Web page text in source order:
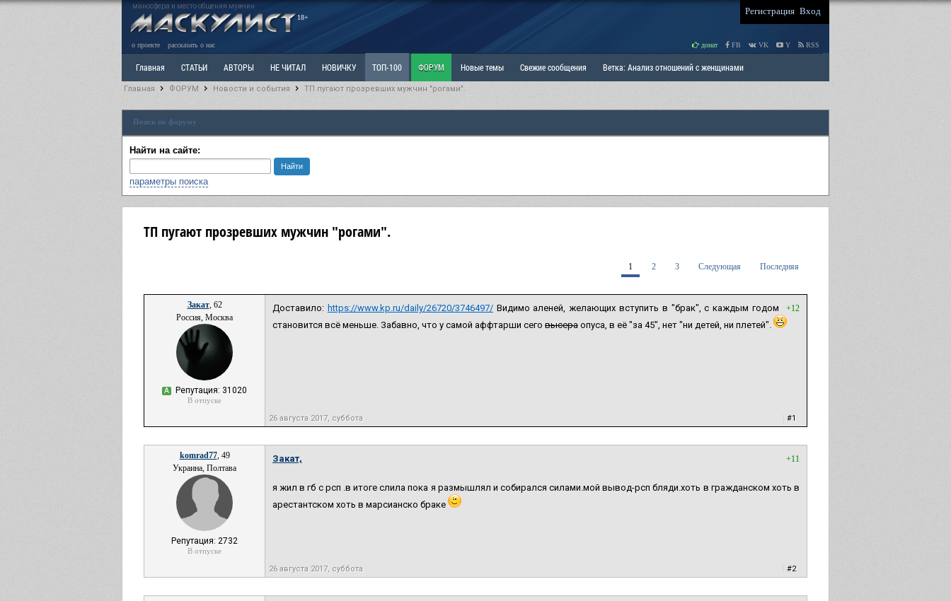
маносфера и место общения мужчин
18+
Регистрация Вход
о проекте рассказать о нас донат FB VK Y RSS
Главная СТАТЬИ АВТОРЫ НЕ ЧИТАЛ НОВИЧКУ ТОП-100 ФОРУМ Новые темы Свежие сообщения Ветка: Анализ отношений с женщинами
Ветка: Наболевшее. Выскажись! РАЗДЕЛ: Мы и Женщины
РАЗДЕЛ: Разное
Главная ФОРУМ Новости и события ТП пугают прозревших мужчин "рогами".
Поиск по форуму
Найти на сайте:
параметры поиска
ТП пугают прозревших мужчин "рогами".
1 2 3 Следующая Последняя
Закат, 62
Россия, Москва
А Репутация: 31020
В отпуске
+12
Доставило: https://www.kp.ru/daily/26720/3746497/Видимо аленей, желающих вступить в "брак", с каждым годом
становится всё меньше. Забавно, что у самой аффтарши сего высера опуса, в её "за 45", нет "ни детей, ни плетей".
26 августа 2017, суббота #1
komrad77, 49
Украина, Полтава
Репутация: 2732
В отпуске
+11
Закат,
я жил в гб с рсп .в итоге слила пока я размышлял и собирался силами.мой вывод-рсп бляди.хоть в гражданском хоть в
арестантском хоть в марсианско браке
26 августа 2017, суббота #2